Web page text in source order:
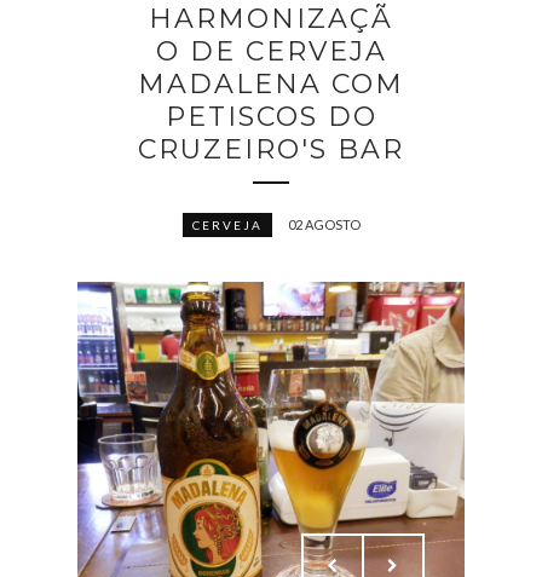
HARMONIZAÇÃ
O DE CERVEJA
MADALENA COM
PETISCOS DO
CRUZEIRO'S BAR
CERVEJA 02 AGOSTO